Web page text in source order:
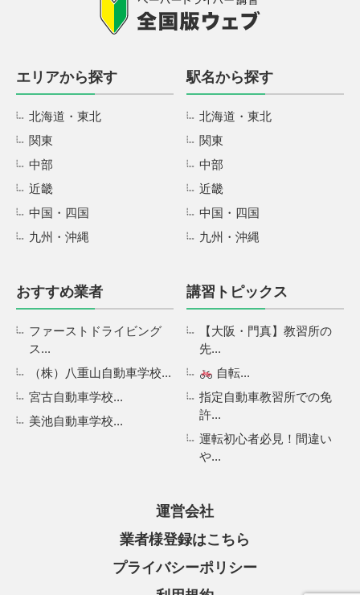
エリアから探す
北海道・東北
関東
中部
近畿
中国・四国
九州・沖縄
駅名から探す
北海道・東北
関東
中部
近畿
中国・四国
九州・沖縄
おすすめ業者
ファーストドライビング
ス...
（株）八重山自動車学校...
宮古自動車学校...
美池自動車学校...
講習トピックス
【大阪・門真】教習所の
先...
自転...
指定自動車教習所での免
許...
運転初心者必見！間違い
や...
運営会社
業者様登録はこちら
プライバシーポリシー